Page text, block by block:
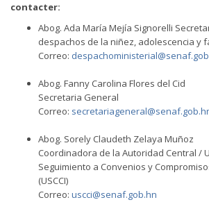
contacter:
Abog. Ada María Mejía Signorelli
despachos de la niñez, adolescencia y
Correo:
Abog. Fanny Carolina Flores del Cid
Secretaria General
Correo:
Abog. Sorely Claudeth Zelaya Muñoz
Coordinadora de la Autoridad Central /
Seguimiento a Convenios y
(USCCI)
Correo: uscci@senaf.gob.hn